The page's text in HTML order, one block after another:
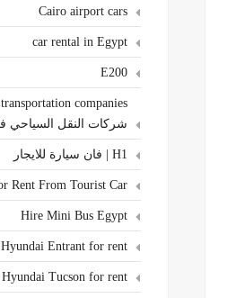
Cairo airport cars
car rental in Egypt
E200
شركات النقل السياحي
H1 | فان سيارة للايجار
Rent From Tourist Car
Hire Mini Bus Egypt
Hyundai Entrant for rent
Hyundai Tucson for rent